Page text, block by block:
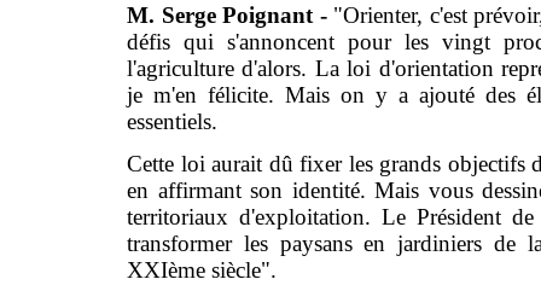
M. Serge Poignant - "Orienter, c'est
défis qui s'annoncent pour les vingt
l'agriculture d'alors. La loi d'orientation
je m'en félicite. Mais on y a ajouté des
essentiels.
Cette loi aurait dû fixer les grands objectifs
en affirmant son identité. Mais vous
territoriaux d'exploitation. Le Président
transformer les paysans en jardiniers de
XXIème siècle".